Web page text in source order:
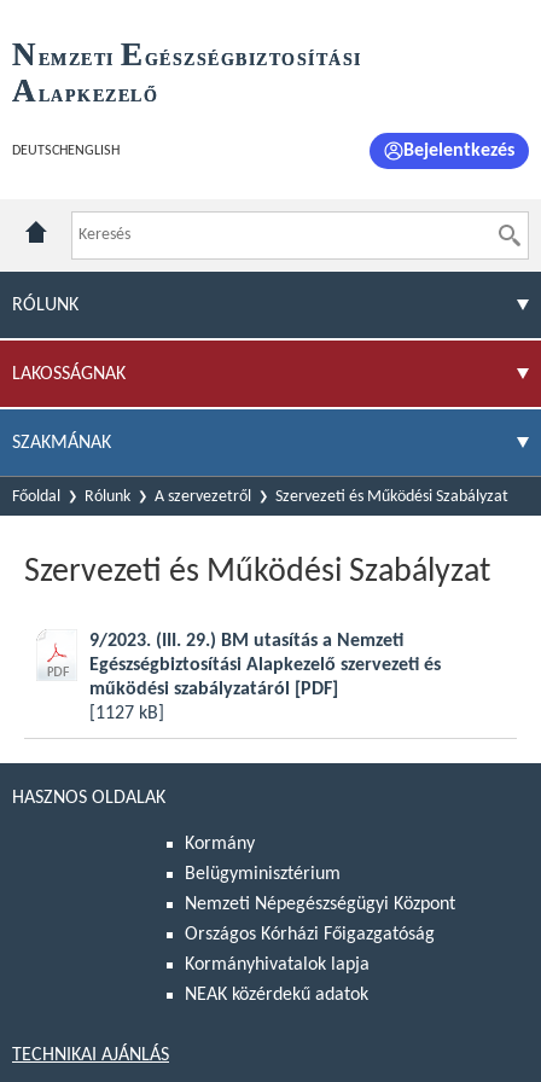
NEMZETI E GÉSZSÉGBIZTOSÍTÁSI
ALAPKEZELŐ
DEUTSCH ENGLISH Bejelentkezés
RÓLUNK
LAKOSSÁGNAK
SZAKMÁNAK
Főoldal Rólunk A szervezetről Szervezeti és Működési Szabályzat
Szervezeti és Működési Szabályzat
9/2023. (III. 29.) BM utasítás a Nemzeti
Egészségbiztosítási Alapkezelő szervezeti és
működési szabályzatáról
[PDF]
[1127 kB]
HASZNOS OLDALAK
Kormány
Belügyminisztérium
Nemzeti Népegészségügyi Központ
Országos Kórházi Főigazgatóság
Kormányhivatalok lapja
NEAK közérdekű adatok
TECHNIKAI AJÁNLÁS